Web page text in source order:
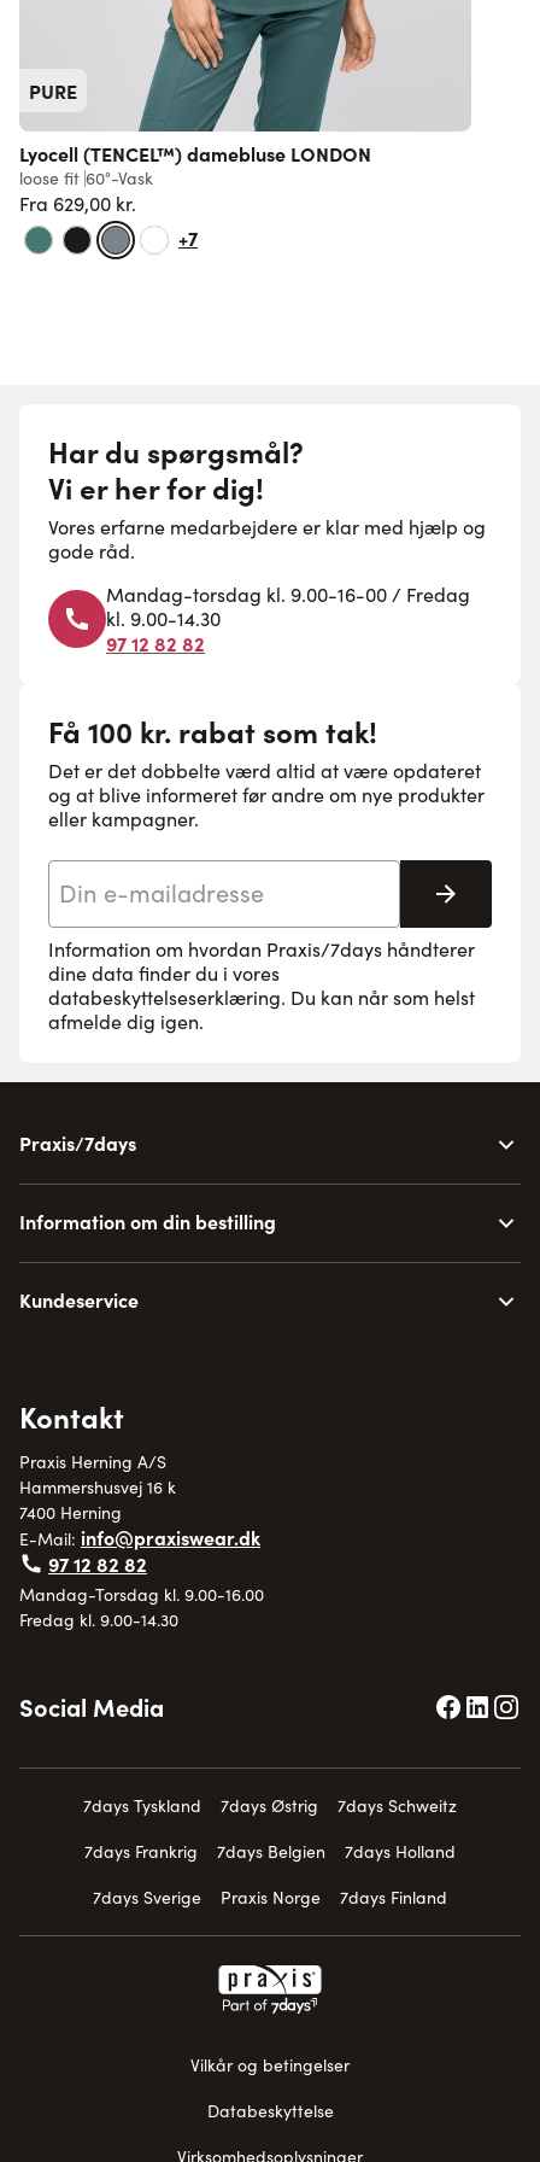
PURE
Lyocell (TENCEL™) damebluse LONDON
loose fit 60°-Vask
Fra 629,00 kr.
+7
Har du spørgsmål?
Vi er her for dig!
Vores erfarne medarbejdere er klar med hjælp og
gode råd.
Mandag-torsdag kl. 9.00-16-00 / Fredag
kl. 9.00-14.30
97 12 82 82
Få 100 kr. rabat som tak!
Det er det dobbelte værd altid at være opdateret
og at blive informeret før andre om nye produkter
eller kampagner.
Tilmeld
Information om hvordan Praxis/7days håndterer
dine data finder du i vores
databeskyttelseserklæring. Du kan når som helst
afmelde dig igen.
Praxis/7days
Information om din bestilling
Kundeservice
Kontakt
Praxis Herning A/S
Hammershusvej 16 k
7400 Herning
E-Mail: info@praxiswear.dk
97 12 82 82
Mandag-Torsdag kl. 9.00-16.00
Fredag kl. 9.00-14.30
Social Media
7days Tyskland 7days Østrig
7days Schweitz
7days Frankrig
7days Belgien
7days Holland
7days Sverige
Praxis Norge 7days Finland
Vilkår og betingelser
Databeskyttelse
Virksomhedsoplysninger